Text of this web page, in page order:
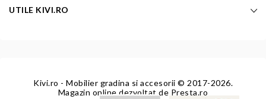
UTILE KIVI.RO
Kivi.ro - Mobilier gradina si accesorii © 2017-2026.
Magazin online dezvoltat de Presta.ro